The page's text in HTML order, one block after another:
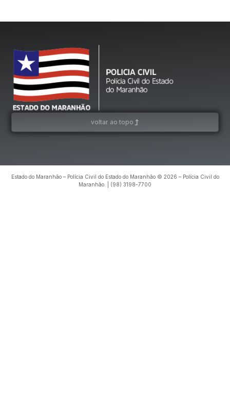
voltar ao topo
Estado do Maranhão – Polícia Civil do Estado do Maranhão © 2026 – Polícia Civil do
Maranhão. | (98) 3198-7700